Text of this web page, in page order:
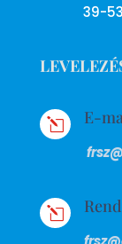
39-
l E-
l